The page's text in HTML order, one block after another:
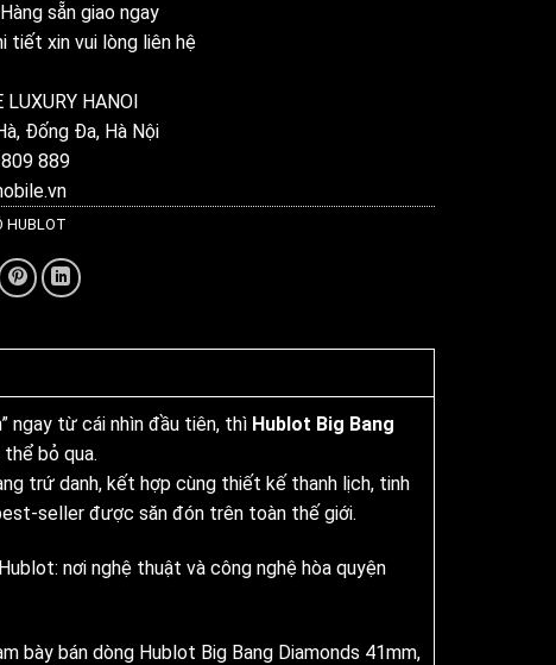
sẵn giao ngay
tiết xin vui lòng liên hệ
HANOI
Đống Đa, Hà Nội
889
HUBLOT
ngay từ cái nhìn đầu tiên, thì Hublot Big Bang
bỏ qua.
trứ danh, kết hợp cùng thiết kế thanh lịch, tinh
seller được săn đón trên toàn thế giới.
nơi nghệ thuật và công nghệ hòa quyện
bày bán dòng Hublot Big Bang Diamonds 41mm,